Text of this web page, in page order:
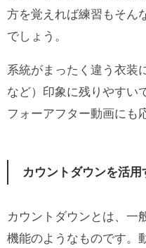
方を覚えれば練習もそん
でしょう。
系統がまったく違う衣
など）印象に残りやすい
フォーアフター動画にも
カウントダウンを活用
カウントダウンとは、一
機能のようなものです。